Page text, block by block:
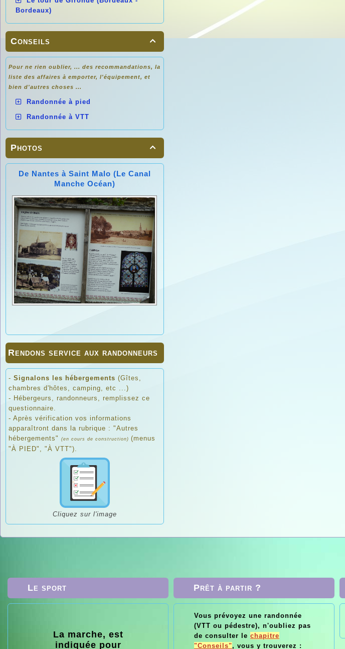
Bordeaux)

Conseils
Pour ne rien oublier, ... des recommandations, la
liste des affaires à emporter, l'équipement, et
bien d'autres choses ...
Randonnée à pied
Randonnée à VTT

Photos
De Nantes à Saint Malo (Le Canal
Manche Océan)
Rendons service aux randonneurs
- Signalons les hébergements (Gîtes,
chambres d'hôtes, camping, etc ...)
- Hébergeurs, randonneurs, remplissez ce
questionnaire.
- Après vérification vos informations
apparaîtront dans la rubrique : "Autres
hébergements"
(en cours de construction) (menus
"À PIED", "À VTT").
Cliquez sur l'image
Le sport
La marche, est
indiquée pour
Le vélo, le
VTT : c'est bon
« Le sport va
chercher la
peur pour la
Prêt à partir ?
Vous prévoyez une randonnée
(VTT ou pédestre), n'oubliez pas
de consulter le chapitre
"Conseils", vous y trouverez :